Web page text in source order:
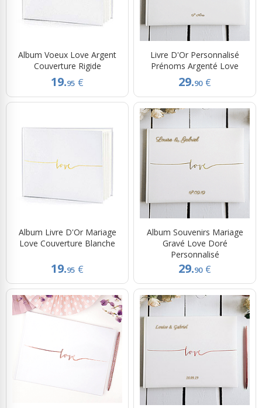
Album Voeux Love Argent
Couverture Rigide
19.95 €
Livre D'Or Personnalisé
Prénoms Argenté Love
29.90 €
Album Livre D'Or Mariage
Love Couverture Blanche
19.95 €
Album Souvenirs Mariage
Gravé Love Doré
Personnalisé
29.90 €